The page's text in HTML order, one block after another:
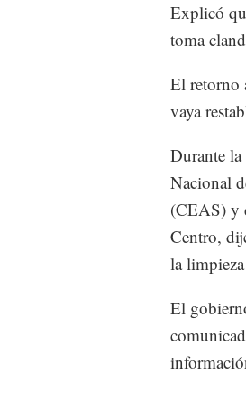
Explicó
toma
El retorno
vaya
Durante
Nacional
(CEAS) y
Centro,
la
El